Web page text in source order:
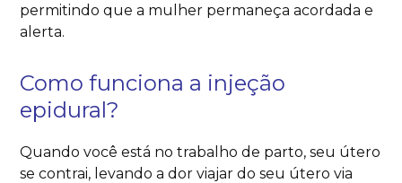
permitindo que a mulher permaneça acordada e
alerta.
Como funciona a injeção
epidural?
Quando você está no trabalho de parto, seu útero
se contrai, levando a dor viajar do seu útero via